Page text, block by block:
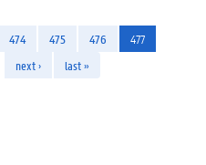
474 475 476
477
next › last »